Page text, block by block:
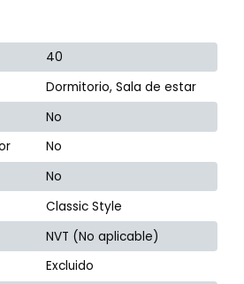
40
Dormitorio, Sala de estar
No
No
No
Classic Style
NVT (No aplicable)
Excluido